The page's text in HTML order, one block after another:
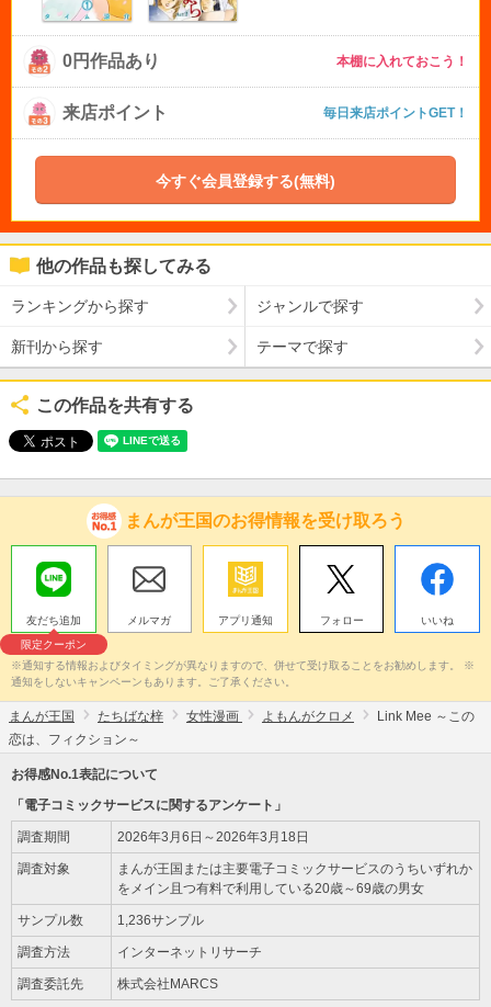
0円作品あり 本棚に入れておこう！
来店ポイント 毎日来店ポイントGET！
今すぐ会員登録する(無料)
他の作品も探してみる
ランキングから探す ジャンルで探す
新刊から探す テーマで探す
この作品を共有する
まんが王国のお得情報を受け取ろう
友だち追加
限定クーポン
メルマガ アプリ通知 フォロー いいね
※通知する情報およびタイミングが異なりますので、併せて受け取ることをお勧めします。 ※
通知をしないキャンペーンもあります。ご了承ください。
まんが王国 たちばな梓 女性漫画 よもんがクロメ
Link Mee ～この
恋は、フィクション～
お得感No.1表記について
「電子コミックサービスに関するアンケート」
調査期間 2026年3月6日～2026年3月18日
調査対象
まんが王国または主要電子コミックサービスのうちいずれか
をメイン且つ有料で利用している20歳～69歳の男女
サンプル数 1,236サンプル
調査方法 インターネットリサーチ
調査委託先 株式会社MARCS